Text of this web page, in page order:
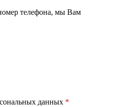
телефона, мы Вам
данных *